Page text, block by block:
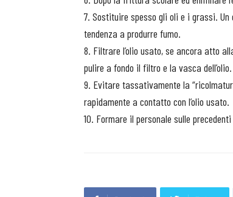
7. Sostituire spesso gli oli e i grassi.
tendenza a produrre fumo.
8. Filtrare l’olio usato, se ancora atto
pulire a fondo il filtro e la vasca dell’olio.
9. Evitare tassativamente la
rapidamente a contatto con l’olio usato.
10. Formare il personale sulle